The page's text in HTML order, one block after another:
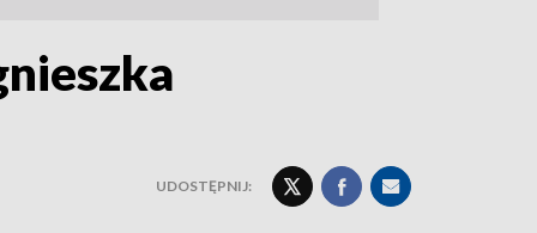
UDOSTĘPNIJ: